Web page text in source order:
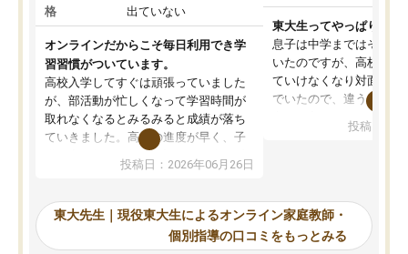
格
出ていない
オンラインだからこそ毎日利用でき学
習習慣がついています。
高校入学してすぐは頑張っていました
が、部活動が忙しくなって学習時間が
取れなくなるとみるみると成績が落ち
ていきました。高校の進度が早く、子
供も家に帰って勉強の話すると嫌な反
応を示します。東大先生にお願いして
れるので、親としても安心です。毎日
使える自習室とかもあり、わからない
ところがあれば先生が回答してくれる
投稿日：2026年06月26日
東大生ってやっぱりすご
息子は中学まではそこそ
いたのですが、高校に入
ていけなくなり対面の塾
でいたので、違うアプロ
で、当初は模試でD判定
自習室が毎日使えていつ
るのが心強かったよう
謝です。
投稿日：
東大先生｜現役東大生によるオンライン家庭教師・
個別指導の口コミをもっとみる